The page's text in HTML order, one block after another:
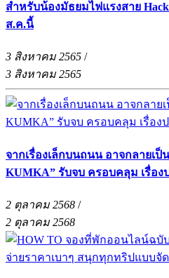
สำหรับน้องมัธยมไฟแรงสาย
ส.ค.นี้
3 สิงหาคม 2565 /
3 สิงหาคม 2565
จากเรื่องเล็กบนถนน อาจกลายเ
KUMKA” รับจบ ครอบคลุม เรื่อง
2 ตุลาคม 2568 /
2 ตุลาคม 2568